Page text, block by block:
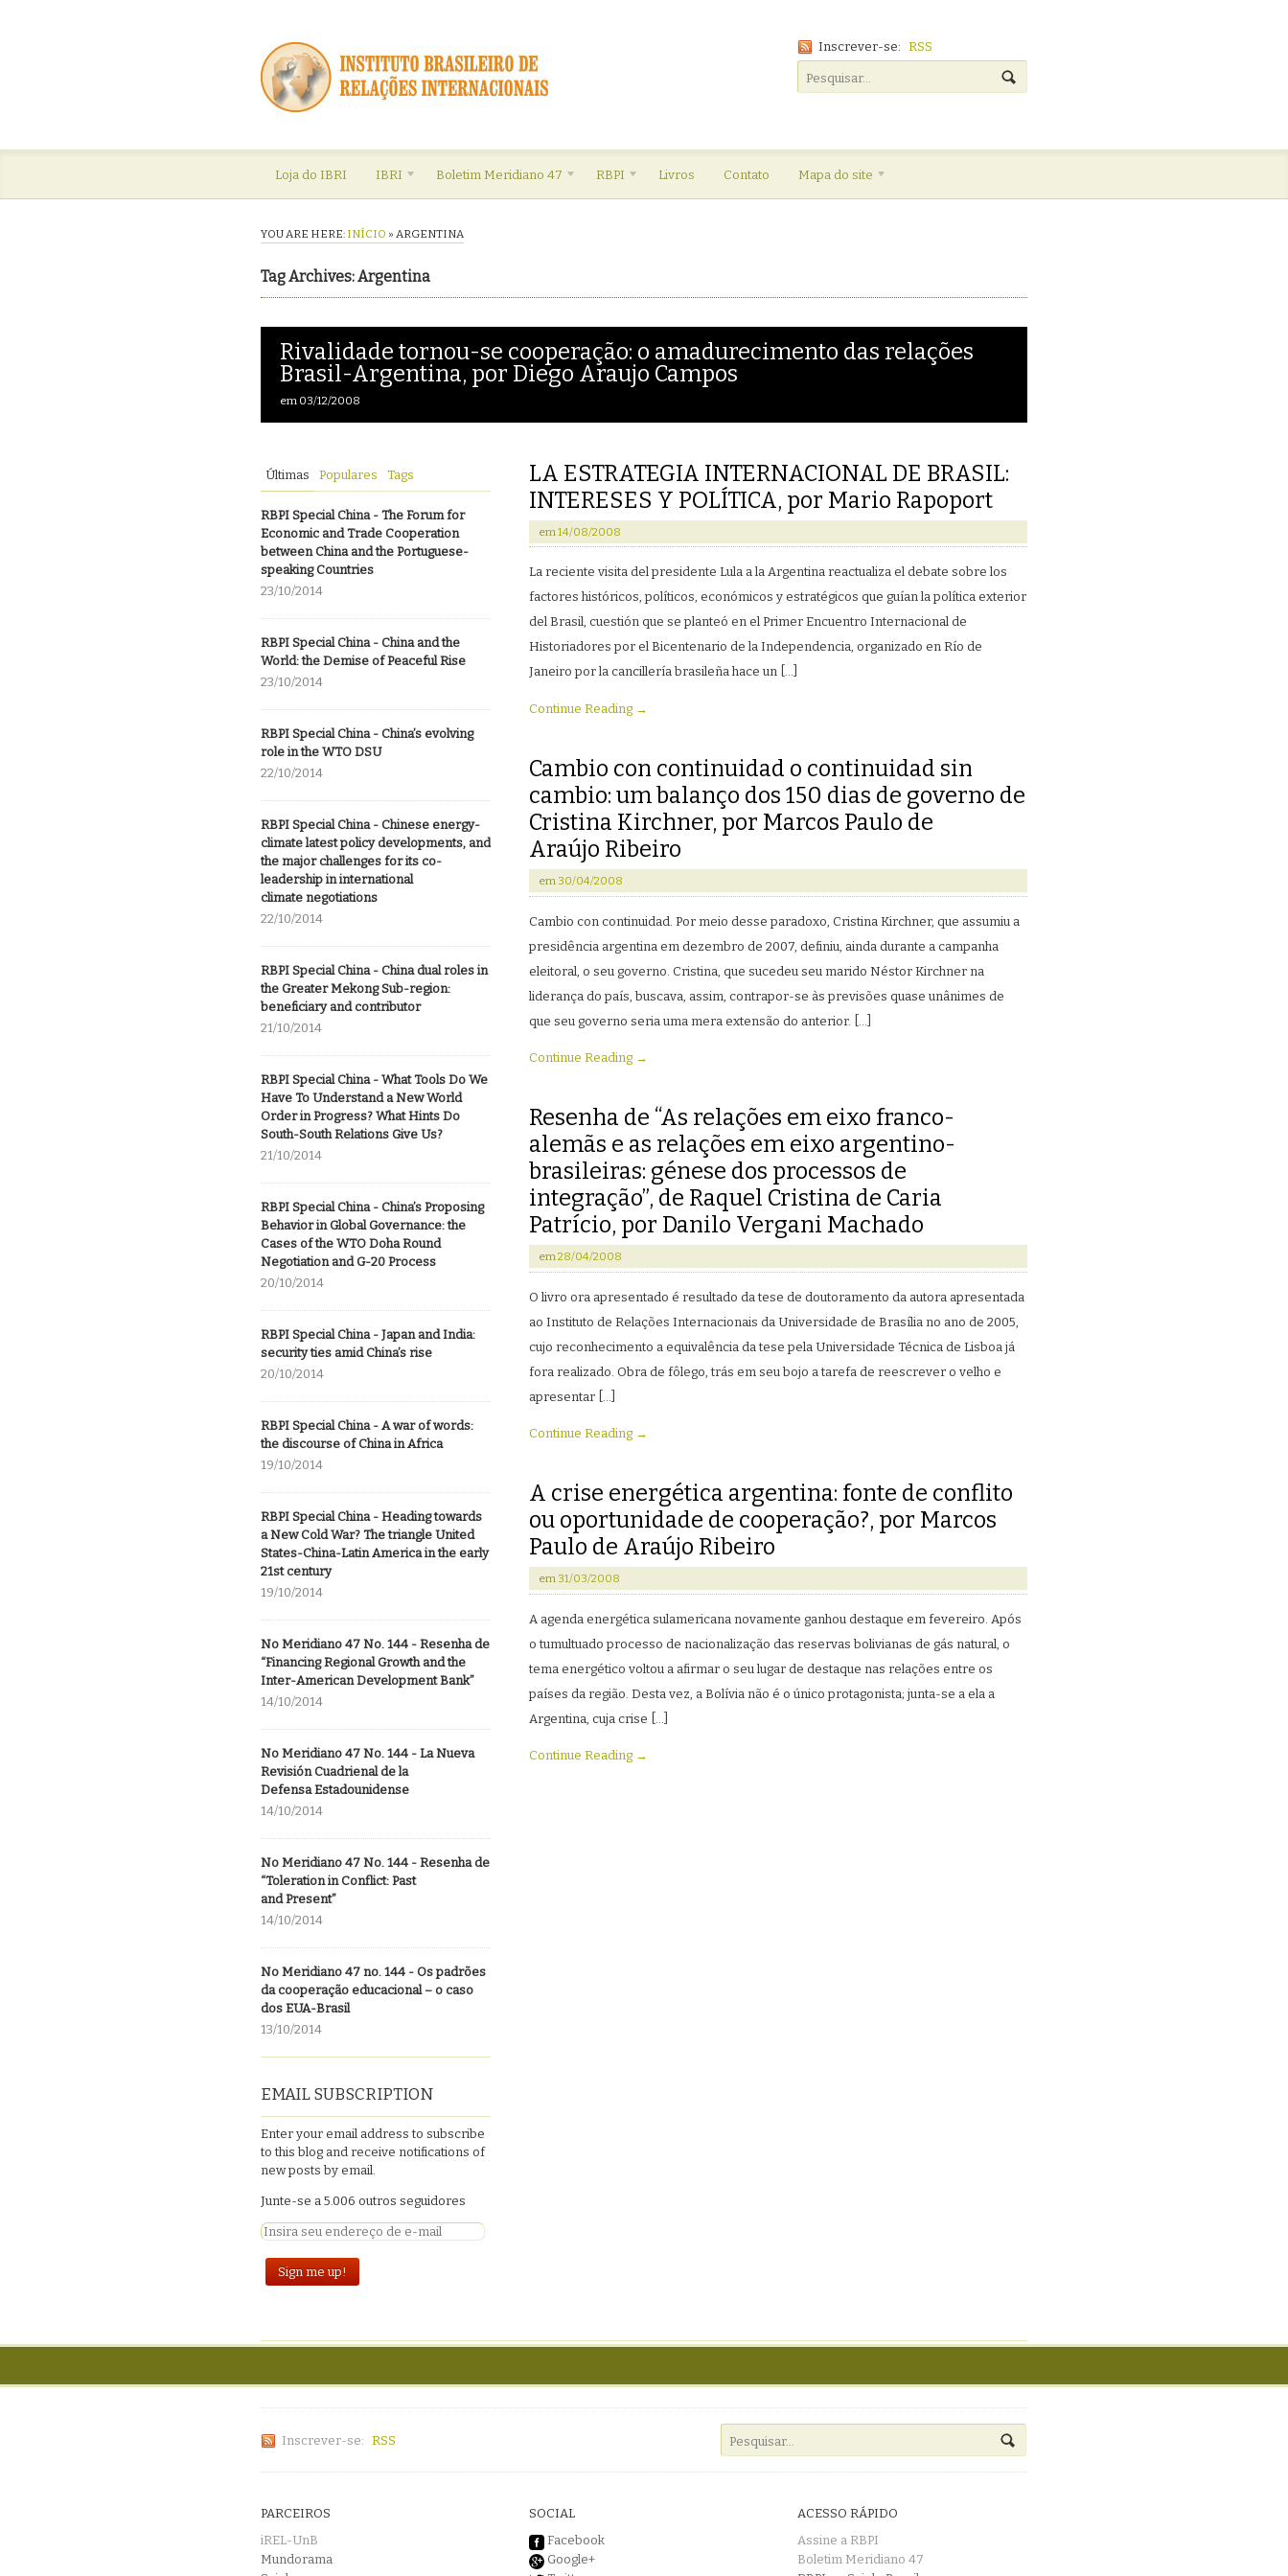
Inscrever-se: RSS
Loja do IBRI IBRI Boletim Meridiano 47 RBPI Livros Contato Mapa do site
YOU ARE HERE: INÍCIO » ARGENTINA
Tag Archives: Argentina
Rivalidade tornou-se cooperação: o amadurecimento das relações
Brasil-Argentina, por Diego Araujo Campos
em 03/12/2008
LA ESTRATEGIA INTERNACIONAL DE BRASIL:
INTERESES Y POLÍTICA, por Mario Rapoport
em14/08/2008
La reciente visita del presidente Lula a la Argentina reactualiza el debate sobre los
factores históricos, políticos, económicos y estratégicos que guían la política exterior
del Brasil, cuestión que se planteó en el Primer Encuentro Internacional de
Historiadores por el Bicentenario de la Independencia, organizado en Río de
Janeiro por la cancillería brasileña hace un […]
Continue Reading →
Cambio con continuidad o continuidad sin
cambio: um balanço dos 150 dias de governo de
Cristina Kirchner, por Marcos Paulo de
Araújo Ribeiro
em 30/04/2008
Cambio con continuidad. Por meio desse paradoxo, Cristina Kirchner, que assumiu a
presidência argentina em dezembro de 2007, definiu, ainda durante a campanha
eleitoral, o seu governo. Cristina, que sucedeu seu marido Néstor Kirchner na
liderança do país, buscava, assim, contrapor-se às previsões quase unânimes de
que seu governo seria uma mera extensão do anterior. […]
Continue Reading →
Resenha de “As relações em eixo franco-
alemãs e as relações em eixo argentino-
brasileiras: génese dos processos de
integração”, de Raquel Cristina de Caria
Patrício, por Danilo Vergani Machado
em28/04/2008
O livro ora apresentado é resultado da tese de doutoramento da autora apresentada
ao Instituto de Relações Internacionais da Universidade de Brasília no ano de 2005,
cujo reconhecimento a equivalência da tese pela Universidade Técnica de Lisboa já
fora realizado. Obra de fôlego, trás em seu bojo a tarefa de reescrever o velho e
apresentar […]
Continue Reading →
A crise energética argentina: fonte de conflito
ou oportunidade de cooperação?, por Marcos
Paulo de Araújo Ribeiro
em 31/03/2008
A agenda energética sulamericana novamente ganhou destaque em fevereiro. Após
o tumultuado processo de nacionalização das reservas bolivianas de gás natural, o
tema energético voltou a afirmar o seu lugar de destaque nas relações entre os
países da região. Desta vez, a Bolívia não é o único protagonista; junta-se a ela a
Argentina, cuja crise […]
Continue Reading →
Últimas Populares Tags
RBPI Special China - The Forum for
Economic and Trade Cooperation
between China and the Portuguese-
speaking Countries
23/10/2014
RBPI Special China - China and the
World: the Demise of Peaceful Rise
23/10/2014
RBPI Special China - China’s evolving
role in the WTO DSU
22/10/2014
RBPI Special China - Chinese energy-
climate latest policy developments, and
the major challenges for its co-
leadership in international
climate negotiations
22/10/2014
RBPI Special China - China dual roles in
the Greater Mekong Sub-region:
beneficiary and contributor
21/10/2014
RBPI Special China - What Tools Do We
Have To Understand a New World
Order in Progress? What Hints Do
South-South Relations Give Us?
21/10/2014
RBPI Special China - China’s Proposing
Behavior in Global Governance: the
Cases of the WTO Doha Round
Negotiation and G-20 Process
20/10/2014
RBPI Special China - Japan and India:
security ties amid China’s rise
20/10/2014
RBPI Special China - A war of words:
the discourse of China in Africa
19/10/2014
RBPI Special China - Heading towards
a New Cold War? The triangle United
States-China-Latin America in the early
21st century
19/10/2014
No Meridiano 47 No. 144 - Resenha de
“Financing Regional Growth and the
Inter-American Development Bank”
14/10/2014
No Meridiano 47 No. 144 - La Nueva
Revisión Cuadrienal de la
Defensa Estadounidense
14/10/2014
No Meridiano 47 No. 144 - Resenha de
“Toleration in Conflict: Past
and Present”
14/10/2014
No Meridiano 47 no. 144 - Os padrões
da cooperação educacional – o caso
dos EUA-Brasil
13/10/2014
EMAIL SUBSCRIPTION
Enter your email address to subscribe
to this blog and receive notifications of
new posts by email.
Junte-se a 5.006 outros seguidores
Inscrever-se: RSS
PARCEIROS
iREL-UnB
Mundorama
SOCIAL
Facebook
Google+
ACESSO RÁPIDO
Assine a RBPI
Boletim Meridiano 47